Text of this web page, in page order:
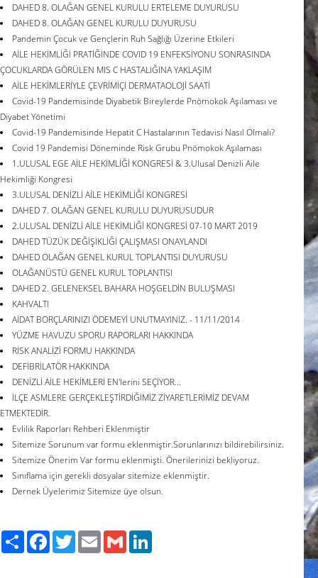
DAHED 8. OLAĞAN GENEL KURULU ERTELEME DUYURUSU
DAHED 8. OLAĞAN GENEL KURULU DUYURUSU
Pandemin Çocuk ve Gençlerin Ruh Sağlığı Üzerine Etkileri
AİLE HEKİMLİĞİ PRATİĞİNDE COVID 19 ENFEKSİYONU SONRASINDA
ÇOCUKLARDA GÖRÜLEN MIS C HASTALIĞINA YAKLAŞIM
AİLE HEKİMLERİYLE ÇEVRİMİÇİ DERMATAOLOJİ SAATİ
Covid-19 Pandemisinde Diyabetik Bireylerde Pnömokok Aşılaması ve
Diyabet Yönetimi
Covid-19 Pandemisinde Hepatit C Hastalarının Tedavisi Nasıl Olmalı?
Covid 19 Pandemisi Döneminde Risk Grubu Pnömokok Aşılaması
1.ULUSAL EGE AİLE HEKİMLİĞİ KONGRESİ & 3.Ulusal Denizli Aile
Hekimliği Kongresi
3.ULUSAL DENİZLİ AİLE HEKİMLİĞİ KONGRESİ
DAHED 7. OLAĞAN GENEL KURULU DUYURUSUDUR
2.ULUSAL DENİZLİ AİLE HEKİMLİĞİ KONGRESİ 07-10 MART 2019
DAHED TÜZÜK DEĞİŞİKLİĞİ ÇALIŞMASI ONAYLANDI
DAHED OLAĞAN GENEL KURUL TOPLANTISI DUYURUSU
OLAĞANÜSTÜ GENEL KURUL TOPLANTISI
DAHED 2. GELENEKSEL BAHARA HOŞGELDİN BULUŞMASI
KAHVALTI
AİDAT BORÇLARINIZI ÖDEMEYİ UNUTMAYINIZ. - 11/11/2014
YÜZME HAVUZU SPORU RAPORLARI HAKKINDA
RİSK ANALİZİ FORMU HAKKINDA
DEFİBRİLATÖR HAKKINDA
DENİZLİ AİLE HEKİMLERİ EN'lerini SEÇİYOR...
İLÇE ASMLERE GERÇEKLEŞTİRDİĞİMİZ ZİYARETLERİMİZ DEVAM
ETMEKTEDİR.
Evlilik Raporları Rehberi Eklenmiştir
Sitemize Sorunum var formu eklenmiştir.Sorunlarınızı bildirebilirsiniz.
Sitemize Önerim Var formu eklenmişti. Önerilerinizi bekliyoruz.
Sınıflama için gerekli dosyalar sitemize eklenmiştir.
Dernek Üyelerimiz Sitemize üye olsun.
PaylaşFacebook
TwitterEmailGmail